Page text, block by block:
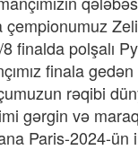
finalda polşalı
finala
rəqibi
gərgin və
2024-ün